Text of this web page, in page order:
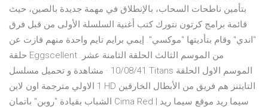
بتأمين ناطحات السحاب، بالإنطلاق في مهمة جديدة بالصين، حيث
قائمة برامج كرتون نتورك كتب أغنية السلسلة الأولى من قبل فرق
"اندي" وقام بتأديتها "موكسي". إيمي برايم تايم واحدة منهم فازت عن
حلقة Eggscellent من الموسم الثالث الحلقة الثامنة عشر.
10/08/41 · مشاهدة و تحميل مسلسل Titans الموسم الاول الحلقة
1 الاولي مترجمة اون لاين HD التايتنز هم فريق من الأبطال الخارقين
الشباب بقيادة "روبن" باتمان Cima Red | سيما ريد موقع سيما ريد